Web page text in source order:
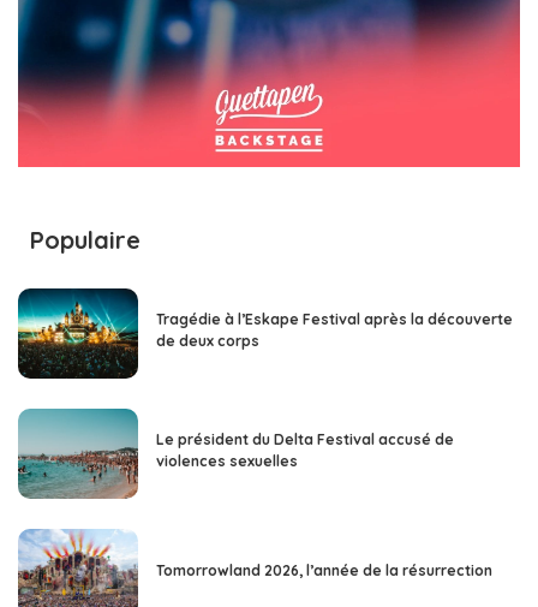
Populaire
Tragédie à l’Eskape Festival après la découverte
de deux corps
Le président du Delta Festival accusé de
violences sexuelles
Tomorrowland 2026, l’année de la résurrection